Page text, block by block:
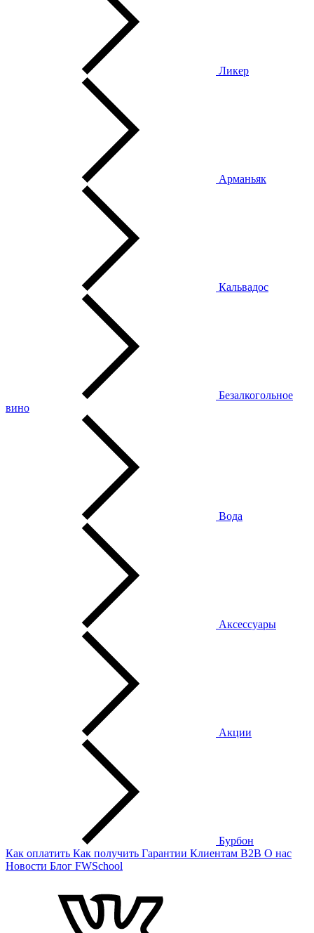
Ликер
Арманьяк
Кальвадос
Безалкогольное
вино
Вода
Аксессуары
Акции
Бурбон
Как оплатить Как получить Гарантии Клиентам B2B О нас
Новости Блог FWSchool